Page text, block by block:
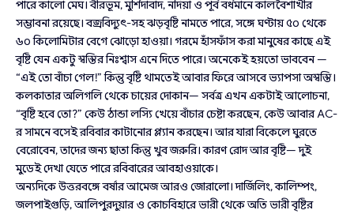
পারে কালো মেঘ। বীরভূম, মুর্শিদাবাদ, নদিয়া ও পূর্ব বর্ধমানে কালবৈশাখীর
সম্ভাবনা রয়েছে। বজ্রবিদ্যুৎ-সহ ঝড়বৃষ্টি নামতে পারে, সঙ্গে ঘণ্টায় ৫০ থেকে
৬০ কিলোমিটার বেগে ঝোড়ো হাওয়া। গরমে হাঁসফাঁস করা মানুষের কাছে এই
বৃষ্টি যেন একটু স্বস্তির নিঃশ্বাস এনে দিতে পারে। অনেকেই হয়তো ভাববেন —
“এই তো বাঁচা গেল!” কিন্তু বৃষ্টি থামতেই আবার ফিরে আসবে ভ্যাপসা অস্বস্তি।
কলকাতার অলিগলি থেকে চায়ের দোকান— সর্বত্র এখন একটাই আলোচনা,
“বৃষ্টি হবে তো?” কেউ ঠান্ডা লস্যি খেয়ে বাঁচার চেষ্টা করছেন, কেউ আবার AC-
র সামনে বসেই রবিবার কাটানোর প্ল্যান করছেন। আর যারা বিকেলে ঘুরতে
বেরোবেন, তাদের জন্য ছাতা কিন্তু খুব জরুরি। কারণ রোদ আর বৃষ্টি— দুই
মুডেই দেখা যেতে পারে রবিবারের আবহাওয়াকে।
অন্যদিকে উত্তরবঙ্গে বর্ষার আমেজ আরও জোরালো। দার্জিলিং, কালিম্পং,
জলপাইগুড়ি, আলিপুরদুয়ার ও কোচবিহারে ভারী থেকে অতি ভারী বৃষ্টির